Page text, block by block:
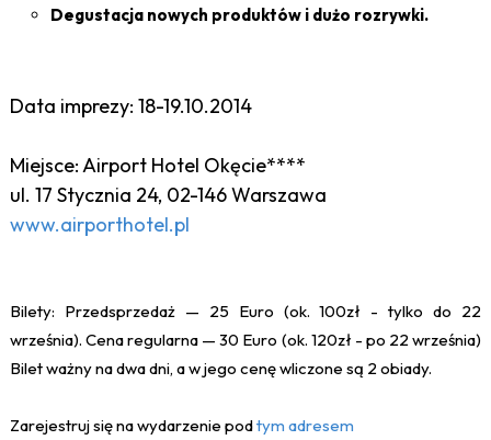
Degustacja nowych produktów i dużo rozrywki.
Data imprezy: 18-19.10.2014
Miejsce: Airport Hotel Okęcie****
ul. 17 Stycznia 24, 02-146 Warszawa
www.airporthotel.pl
Bilety: Przedsprzedaż — 25 Euro (ok. 100zł - tylko do 22
września). Cena regularna — 30 Euro (ok. 120zł - po 22 września)
Bilet ważny na dwa dni, a w jego cenę wliczone są 2 obiady.
Zarejestruj się na wydarzenie podtym adresem